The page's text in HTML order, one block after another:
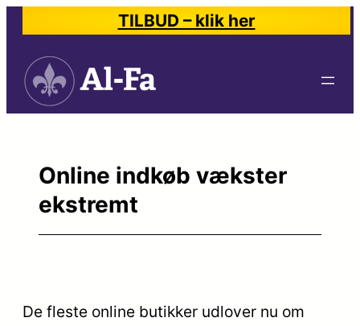
indhold
TILBUD – klik her
Online indkøb vækster
ekstremt
De fleste online butikker udlover nu om